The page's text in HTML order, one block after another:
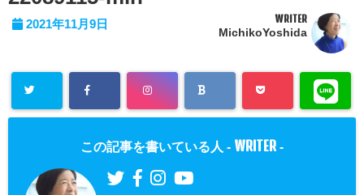
2021年11月9日 WRITER
MichikoYoshida
この記事を書いている人 - WRITER -